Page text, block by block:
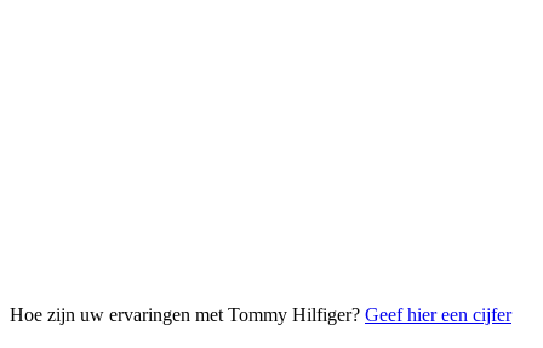
Hoe zijn uw ervaringen met Tommy Hilfiger? Geef hier een cijfer